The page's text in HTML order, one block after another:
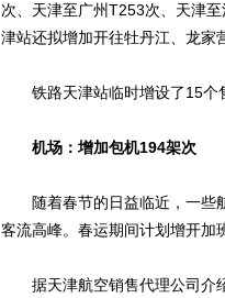
次、天津至广州T253次、天津
津站还拟增加开往牡丹江、龙家
铁路天津站临时增设了15个售
机场：增加包机194架次
随着春节的日益临近，一些航
客流高峰。春运期间计划增开加
据天津航空销售代理公司介绍